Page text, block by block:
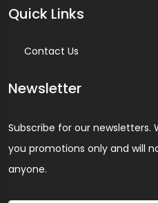
Quick Links
Contact Us
Newsletter
Subscribe for our newsletters.
you promotions only and will
anyone.